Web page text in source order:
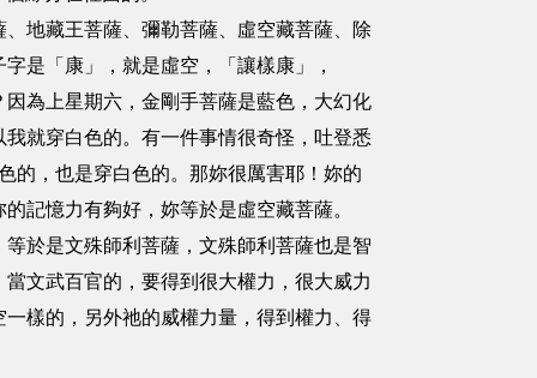
地藏王菩薩、彌勒菩薩、虛空藏菩薩、除
是「康」，就是虛空，「讓樣康」，
為上星期六，金剛手菩薩是藍色，大幻化
就穿白色的。有一件事情很奇怪，吐登悉
的，也是穿白色的。那妳很厲害耶！妳的
記憶力有夠好，妳等於是虛空藏菩薩。
於是文殊師利菩薩，文殊師利菩薩也是智
文武百官的，要得到很大權力，很大威力
樣的，另外祂的威權力量，得到權力、得